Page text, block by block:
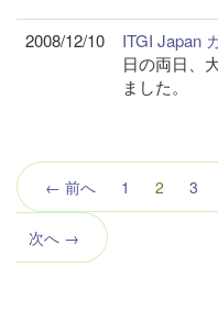
2008/12/10 ITGI Japan
日の両日、
ました。
← 前へ 1 2 （こ
の
3
次へ →